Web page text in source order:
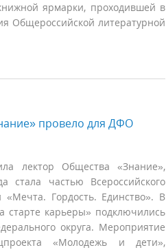
ярмарки, проходившей в
Общероссийской литературной
провело для ДФО
лектор Общества «Знание»,
стала частью Всероссийского
Гордость. Единство». В
старте карьеры» подключились
округа. Мероприятие
«Молодежь и дети»,